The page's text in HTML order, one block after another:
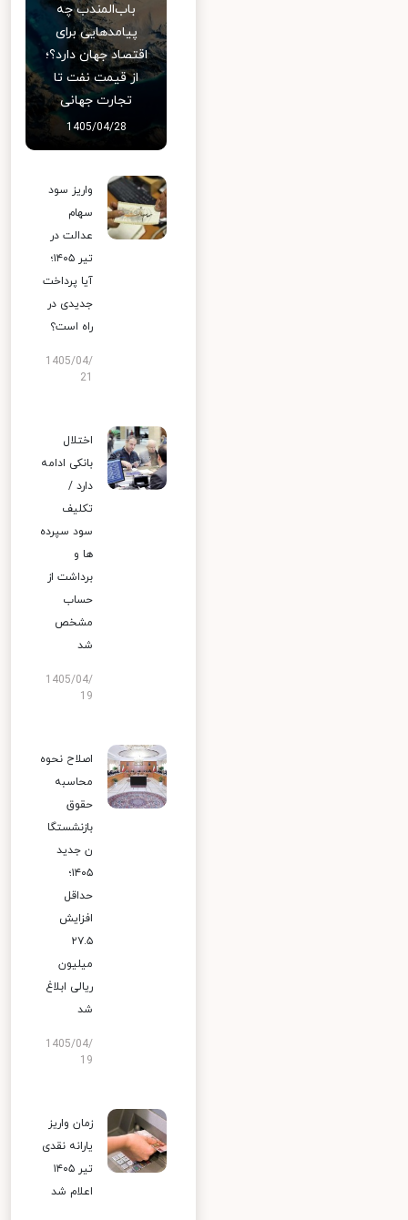
باب‌المندب چه
پیامدهایی برای
اقتصاد جهان دارد؟؛
از قیمت نفت تا
تجارت جهانی
1405/04/28
واریز سود
سهام
عدالت در
تیر ۱۴۰۵؛
آیا پرداخت
جدیدی در
راه است؟
1405/04/
اختلال
بانکی ادامه
دارد /
تکلیف
سود سپرده
ها و
برداشت از
حساب
مشخص
شد
1405/04/
19
اصلاح نحوه
محاسبه
حقوق
بازنشستگا
ن جدید
۱۴۰۵؛
حداقل
افزایش
۲۷.۵
میلیون
ریالی ابلاغ
شد
1405/04/
19
زمان واریز
یارانه نقدی
تیر ۱۴۰۵
اعلام شد